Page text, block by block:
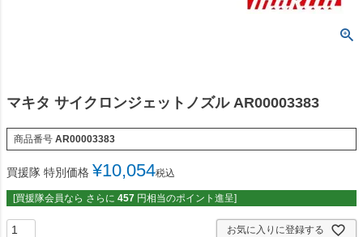
マキタ サイクロンジェットノズル AR00003383
商品番号 AR00003383
買援隊 特別価格 ¥10,054税込
[買援隊会員なら さらに 457 円相当のポイント進呈]
お気に入りに登録する